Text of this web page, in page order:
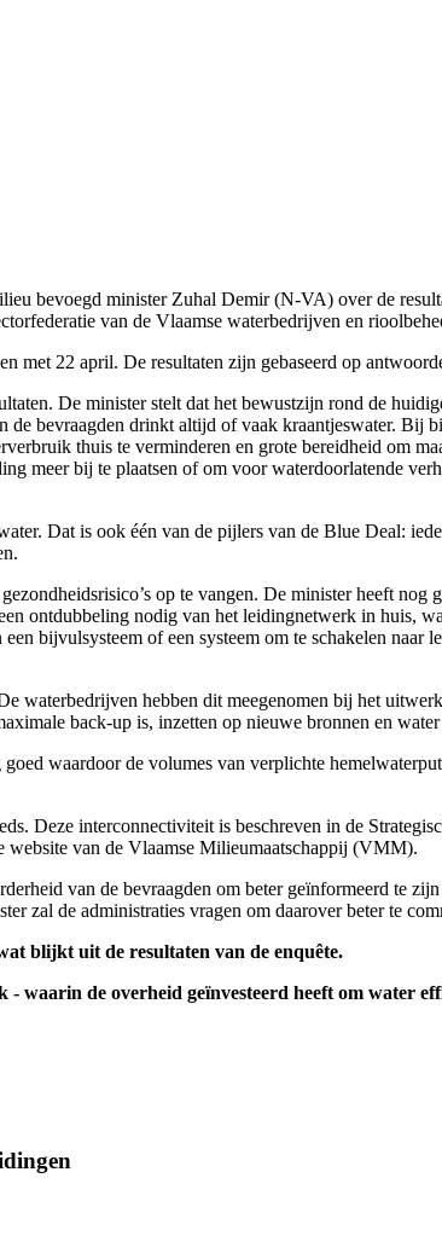
bevoegd minister Zuhal Demir (N-VA) over de
van de Vlaamse waterbedrijven en
met 22 april. De resultaten zijn gebaseerd op
De minister stelt dat het bewustzijn rond de
bevraagden drinkt altijd of vaak kraantjeswater. Bij
thuis te verminderen en grote bereidheid om
meer bij te plaatsen of om voor waterdoorlatende
Dat is ook één van de pijlers van de Blue Deal:
op te vangen. De minister heeft nog
ontdubbeling nodig van het leidingnetwerk in huis,
bijvulsysteem of een systeem om te schakelen
waterbedrijven hebben dit meegenomen bij het
back-up is, inzetten op nieuwe bronnen en
waardoor de volumes van verplichte
Deze interconnectiviteit is beschreven in de
website van de Vlaamse Milieumaatschappij (VMM).
van de bevraagden om beter geïnformeerd te
zal de administraties vragen om daarover beter te
blijkt uit de resultaten van de enquête.
de overheid geïnvesteerd heeft om water